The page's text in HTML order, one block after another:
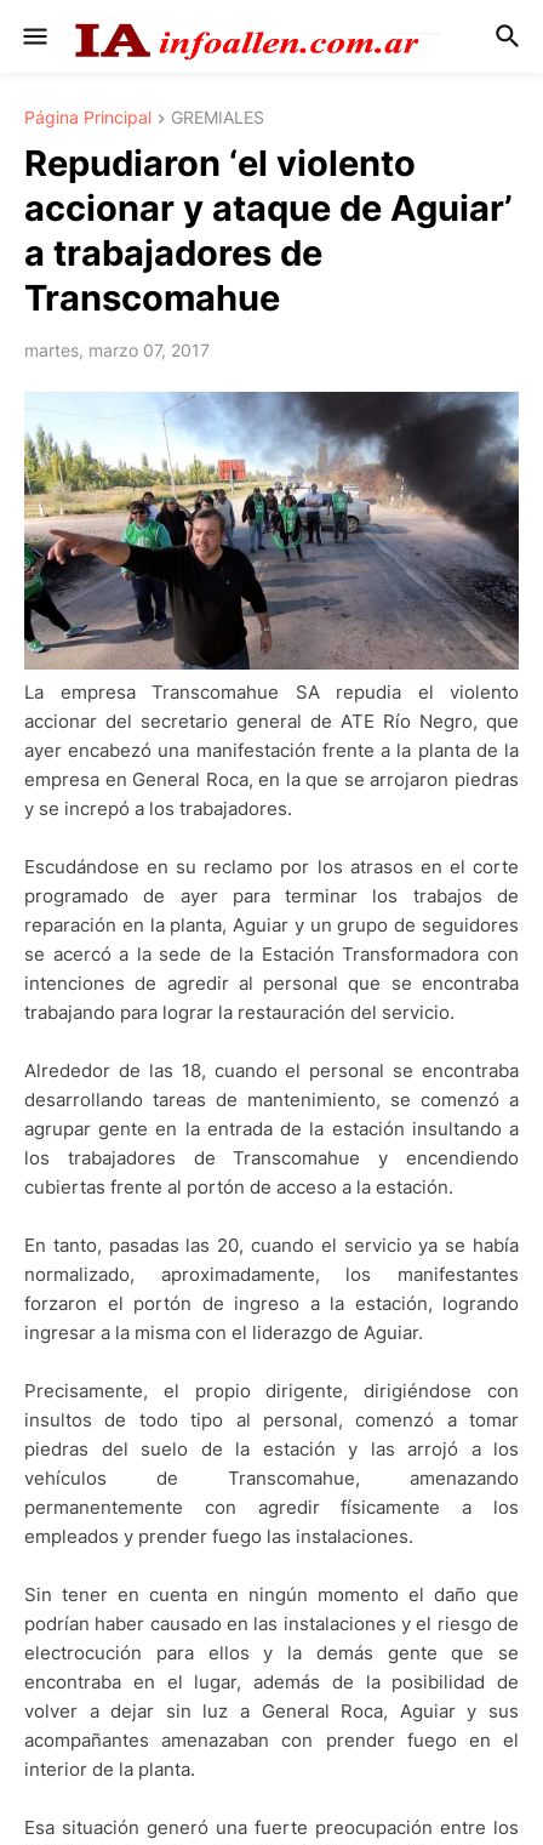
Página Principal GREMIALES
Repudiaron ‘el violento
accionar y ataque de Aguiar’
a trabajadores de
Transcomahue
martes, marzo 07, 2017
La empresa Transcomahue SA repudia el violento
accionar del secretario general de ATE Río Negro, que
ayer encabezó una manifestación frente a la planta de la
empresa en General Roca, en la que se arrojaron piedras
y se increpó a los trabajadores.
Escudándose en su reclamo por los atrasos en el corte
programado de ayer para terminar los trabajos de
reparación en la planta, Aguiar y un grupo de seguidores
se acercó a la sede de la Estación Transformadora con
intenciones de agredir al personal que se encontraba
trabajando para lograr la restauración del servicio.
Alrededor de las 18, cuando el personal se encontraba
desarrollando tareas de mantenimiento, se comenzó a
agrupar gente en la entrada de la estación insultando a
los trabajadores de Transcomahue y encendiendo
cubiertas frente al portón de acceso a la estación.
En tanto, pasadas las 20, cuando el servicio ya se había
normalizado, aproximadamente, los manifestantes
forzaron el portón de ingreso a la estación, logrando
ingresar a la misma con el liderazgo de Aguiar.
Precisamente, el propio dirigente, dirigiéndose con
insultos de todo tipo al personal, comenzó a tomar
piedras del suelo de la estación y las arrojó a los
vehículos de Transcomahue, amenazando
permanentemente con agredir físicamente a los
empleados y prender fuego las instalaciones.
Sin tener en cuenta en ningún momento el daño que
podrían haber causado en las instalaciones y el riesgo de
electrocución para ellos y la demás gente que se
encontraba en el lugar, además de la posibilidad de
volver a dejar sin luz a General Roca, Aguiar y sus
acompañantes amenazaban con prender fuego en el
interior de la planta.
Esa situación generó una fuerte preocupación entre los